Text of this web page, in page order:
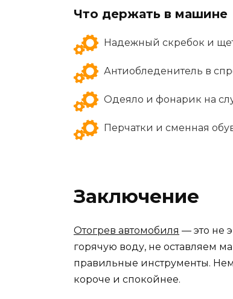
Что держать в машине
Надежный скребок и
Антиобледенитель в
Одеяло и фонарик на
Перчатки и сменная
Заключение
Отогрев автомобиля — это не
горячую воду, не оставляем
правильные инструменты.
короче и спокойнее.